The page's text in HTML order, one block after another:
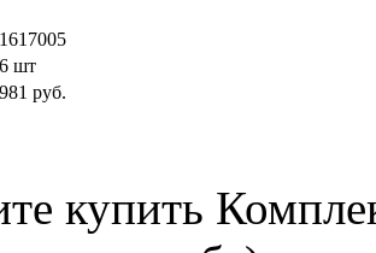
1617005
6 шт
981 руб.
купить